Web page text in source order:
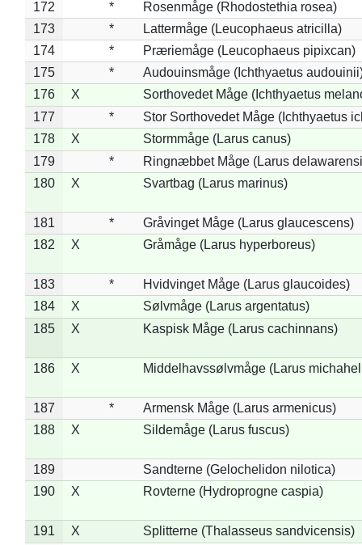
172 *
Rosenmåge (Rhodostethia rosea)
173
*
Lattermåge (Leucophaeus atricilla)
174
*
Præriemåge (Leucophaeus pipixcan)
175
*
Audouinsmåge (Ichthyaetus
176
X
Sorthovedet Måge (Ichthyaetus
177
*
Stor Sorthovedet Måge (Ichthyaetus
178
X
Stormmåge (Larus canus)
179
*
Ringnæbbet Måge (Larus
180
X Svartbag (Larus marinus)
181 *
Gråvinget Måge (Larus glaucescens)
182
X Gråmåge (Larus hyperboreus)
183 *
Hvidvinget Måge (Larus glaucoides)
184
X
Sølvmåge (Larus argentatus)
185
X Kaspisk Måge (Larus cachinnans)
186 X Middelhavssølvmåge (Larus
187 *
Armensk Måge (Larus armenicus)
188
X Sildemåge (Larus fuscus)
189
Sandterne (Gelochelidon nilotica)
190
X Rovterne (Hydroprogne caspia)
191 X
Splitterne (Thalasseus sandvicensis)